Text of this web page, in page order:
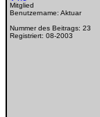
Mitglied
Benutzername: Aktuar
Nummer des Beitrags: 23
Registriert: 08-2003